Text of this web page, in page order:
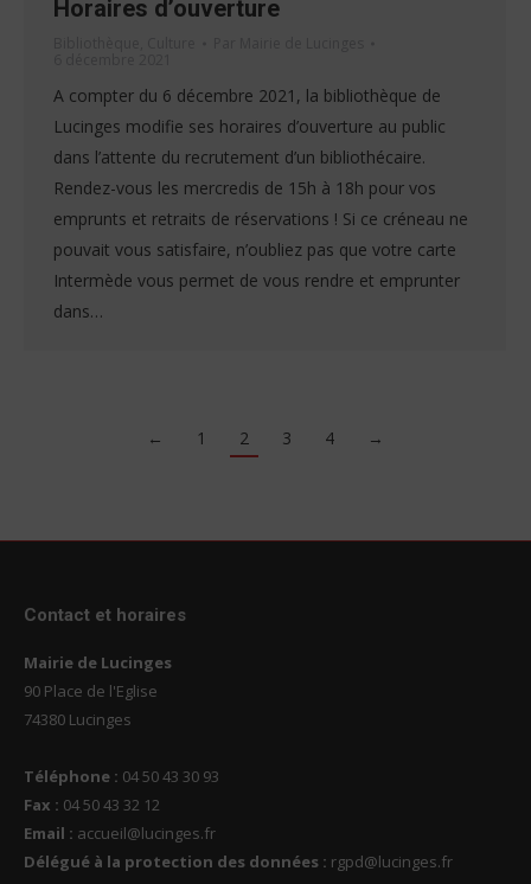
Horaires d’ouverture
A compter du 6 décembre 2021, la bibliothèque de
Lucinges modifie ses horaires d’ouverture au public
dans l’attente du recrutement d’un bibliothécaire.
Rendez-vous les mercredis de 15h à 18h pour vos
emprunts et retraits de réservations ! Si ce créneau ne
pouvait vous satisfaire, n’oubliez pas que votre carte
Intermède vous permet de vous rendre et emprunter
dans…
← 1 2 3 4 →
Contact et horaires
Mairie de Lucinges
90 Place de l'Eglise
74380 Lucinges
Téléphone : 04 50 43 30 93
Fax : 04 50 43 32 12
Email : accueil@lucinges.fr
Délégué à la protection des données : rgpd@lucinges.fr